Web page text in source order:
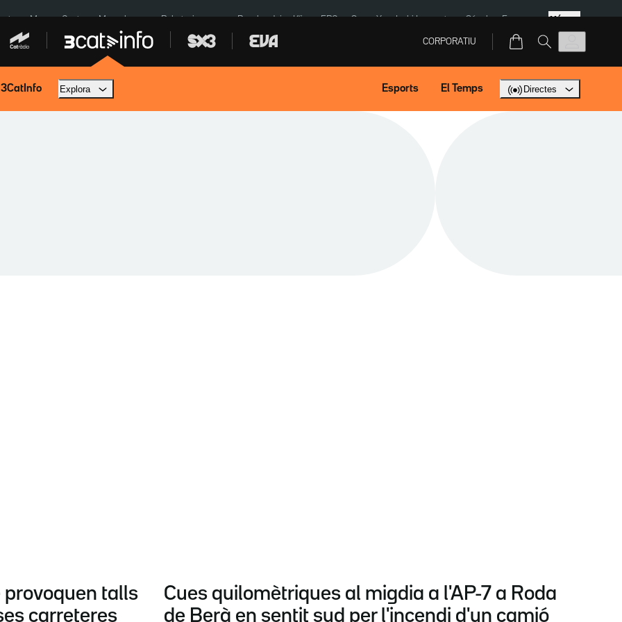
Menors Ceuta Mercabarna Robatoris coure Bombardejos Kíiv ERC SpaceX Isaki Lacuesta Sánchez Europa Més
CORPORATIU
3CatInfo Explora Esports El Temps Directes
provoquen talls
carreteres
Cues quilomètriques al migdia a l'AP-7 a Roda
de Berà en sentit sud per l'incendi d'un camió